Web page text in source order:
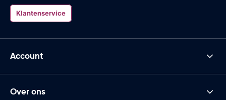
Klantenservice
Account
Over ons